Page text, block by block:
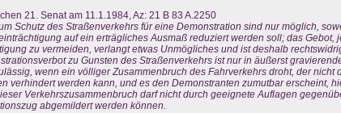
21. Senat am 11.1.1984, Az: 21 B 83 A.2250
Schutz des Straßenverkehrs für eine Demonstration sind nur möglich,
auf ein erträgliches Ausmaß reduziert werden soll; das Gebot,
zu vermeiden, verlangt etwas Unmögliches und ist deshalb
zu Gunsten des Straßenverkehrs ist nur in äußerst
wenn ein völliger Zusammenbruch des Fahrverkehrs droht, der nicht
verhindert werden kann, und es den Demonstranten zumutbar erscheint,
Verkehrszusammenbruch darf nicht durch geeignete Auflagen
abgemildert werden können.